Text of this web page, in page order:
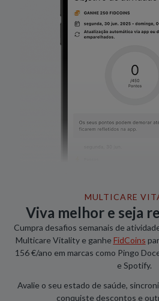
MULTICARE
Viva melhor e seja
Cumpra desafios semanais de
Multicare Vitality e ganhe FidCoins
156 €/ano em marcas como Pingo
e Spotify.
Avalie o seu estado de saúde,
conquiste descontos e